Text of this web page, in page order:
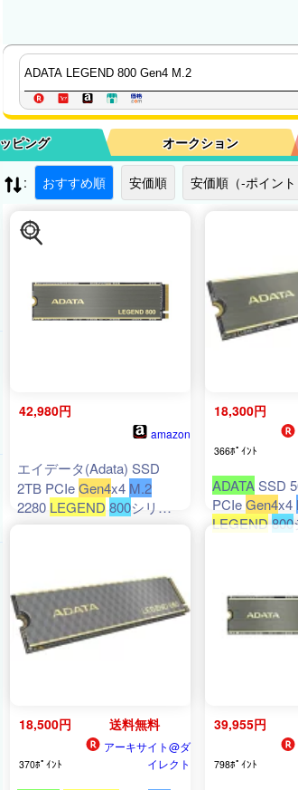
ピング オークション
: おすすめ順 安価順 安価順（-ポイント
42,980円
amazon
エイデータ(Adata) SSD
2TB PCIeGen4x4 M.2
2280 LEGEND 800シリー
ズ ALEG-800-2000GCS-EC
18,300円
366ﾎﾟｲﾝﾄ
ADATASSD
PCIeGen4x4
LEGEND800
18,500円 送料無料
370ﾎﾟｲﾝﾄ
アーキサイト@ダ
イレクト
39,955円
798ﾎﾟｲﾝﾄ